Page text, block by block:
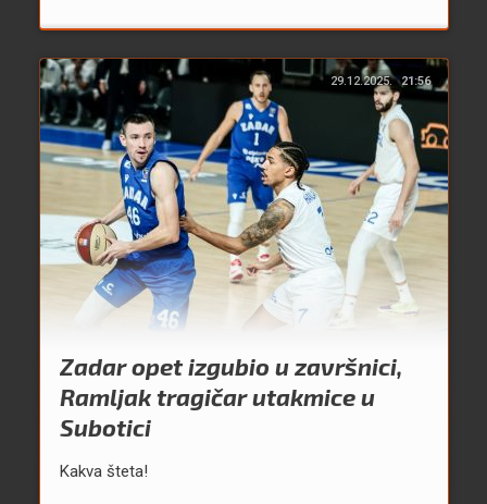
29.12.2025. 21:56
Zadar opet izgubio u završnici,
Ramljak tragičar utakmice u
Subotici
Kakva šteta!